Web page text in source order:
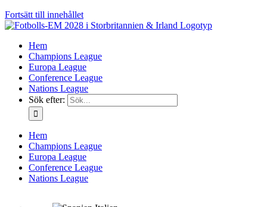
Fortsätt till innehållet
Hem
Champions League
Europa League
Conference League
Nations League
Sök efter:
Hem
Champions League
Europa League
Conference League
Nations League